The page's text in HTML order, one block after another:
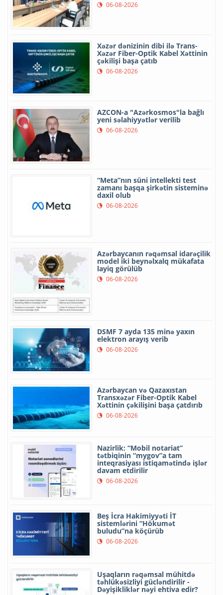
06-08-2026
Xəzər dənizinin dibi ilə Trans-
Xəzər Fiber-Optik Kabel Xəttinin
çəkilişi başa çatıb
06-08-2026
AZCON-a "Azərkosmos"la bağlı
yeni səlahiyyətlər verilib
06-08-2026
“Meta”nın süni intellekti test
zamanı başqa şirkətin sisteminə
daxil olub
06-08-2026
Azərbaycanın rəqəmsal idarəçilik
model iki beynəlxalq mükafata
layiq görülüb
06-08-2026
DSMF 7 ayda 135 minə yaxın
elektron arayış verib
06-08-2026
Azərbaycan və Qazaxıstan
Transxəzər Fiber-Optik Kabel
Xəttinin çəkilişini başa çatdırıb
06-08-2026
Nazirlik: “Mobil notariat”
tətbiqinin “mygov”a tam
inteqrasiyası istiqamətində işlər
davam etdirilir
06-08-2026
Beş İcra Hakimiyyəti İT
sistemlərini “Hökumət
buludu”na köçürüb
06-08-2026
Uşaqların rəqəmsal mühitdə
təhlükəsizliyi gücləndirilir -
Dəyişikliklər nəyi ehtiva edir?